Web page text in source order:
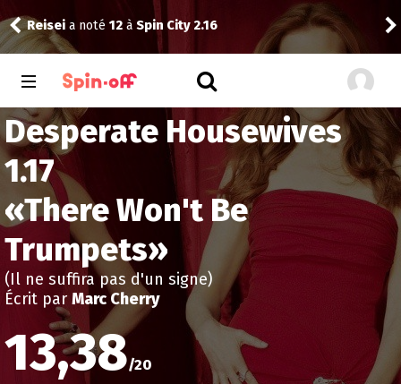
Reisei a noté 12 à Spin City 2.16
Desperate Housewives
1.17
«There Won't Be
Trumpets»
(Il ne suffira pas d'un signe)
Écrit par Marc Cherry
13,38/20